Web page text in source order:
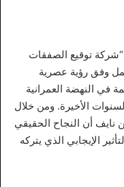
توقيع الصفقات
وفق رؤية عصرية
في النهضة العمرانية
الأخيرة. ومن خلال
نايف أن النجاح الحقيقي
الإيجابي الذي يتركه